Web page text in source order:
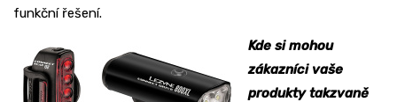
funkční řešení.
Kde si mohou
zákazníci vaše
produkty takzvaně